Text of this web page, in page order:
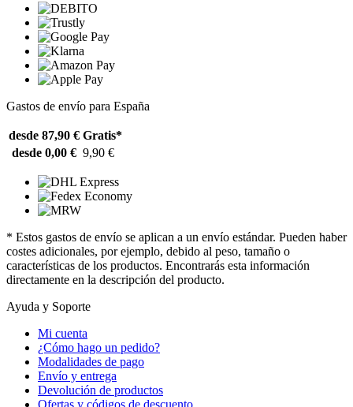
Gastos de envío para España
desde 87,90 € Gratis*
desde 0,00 € 9,90 €
* Estos gastos de envío se aplican a un envío estándar. Pueden haber
costes adicionales, por ejemplo, debido al peso, tamaño o
características de los productos. Encontrarás esta información
directamente en la descripción del producto.
Ayuda y Soporte
Mi cuenta
¿Cómo hago un pedido?
Modalidades de pago
Envío y entrega
Devolución de productos
Ofertas y códigos de descuento